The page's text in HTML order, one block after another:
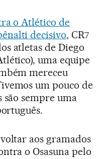
o Atlético de
decisivo, CR7
atletas de Diego
uma equipe
mereceu
um pouco de
sempre uma
aos gramados
o Osasuna pelo